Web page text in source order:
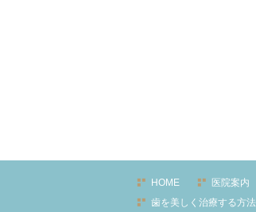
HOME 医院案内
歯を美しく治療する方法